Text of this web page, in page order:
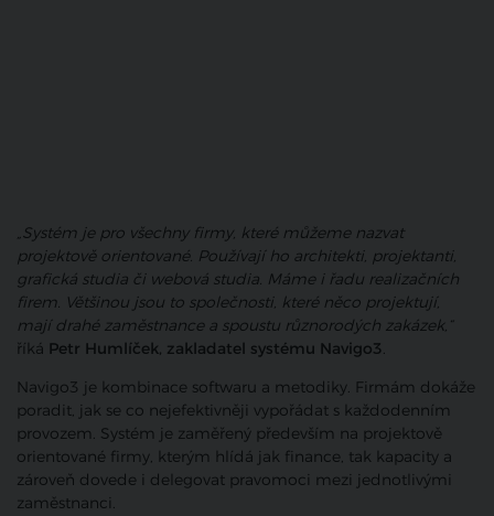
„Systém je pro všechny firmy, které můžeme nazvat
projektově orientované. Používají ho architekti, projektanti,
grafická studia či webová studia. Máme i řadu realizačních
firem. Většinou jsou to společnosti, které něco projektují,
mají drahé zaměstnance a spoustu různorodých zakázek,“
říká Petr Humlíček, zakladatel systému Navigo3.
Navigo3 je kombinace softwaru a metodiky. Firmám dokáže
poradit, jak se co nejefektivněji vypořádat s každodenním
provozem. Systém je zaměřený především na projektově
orientované firmy, kterým hlídá jak finance, tak kapacity a
zároveň dovede i delegovat pravomoci mezi jednotlivými
zaměstnanci.